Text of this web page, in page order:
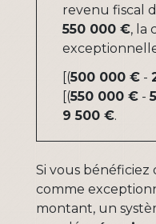
revenu fiscal
550 000 €, la
[(500 000 € -
[(550 000 € -
9 500 €.
Si vous bénéficiez
comme
montant, un